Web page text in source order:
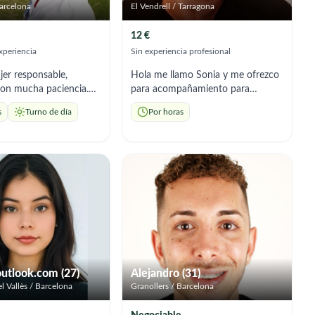
responsable,
mucha paciencia.
en el cuidado de
y en tareas del
Me gusta ayudar a
crear un ambiente
en el hogar.
inmediata y
a las
de cada familia.
Turno de día
El Vendrell / Tarragona
12 €
Sin experiencia profesional
Hola me llamo Sonia y me ofrezco
para acompañamiento para
personas mayores. Soy
responsable, cariñosa y con mucha
la compra, salir a pasear, en
resumen, acompañar para que no
esté solo/a. Dispongo de mañanas
libres y alguna tarde, por lo que
puedes llamarme y hablamos para
concretar mas detalles.
Por horas
(27)
Vallès / Barcelona
Alejandro (31)
Granollers / Barcelona